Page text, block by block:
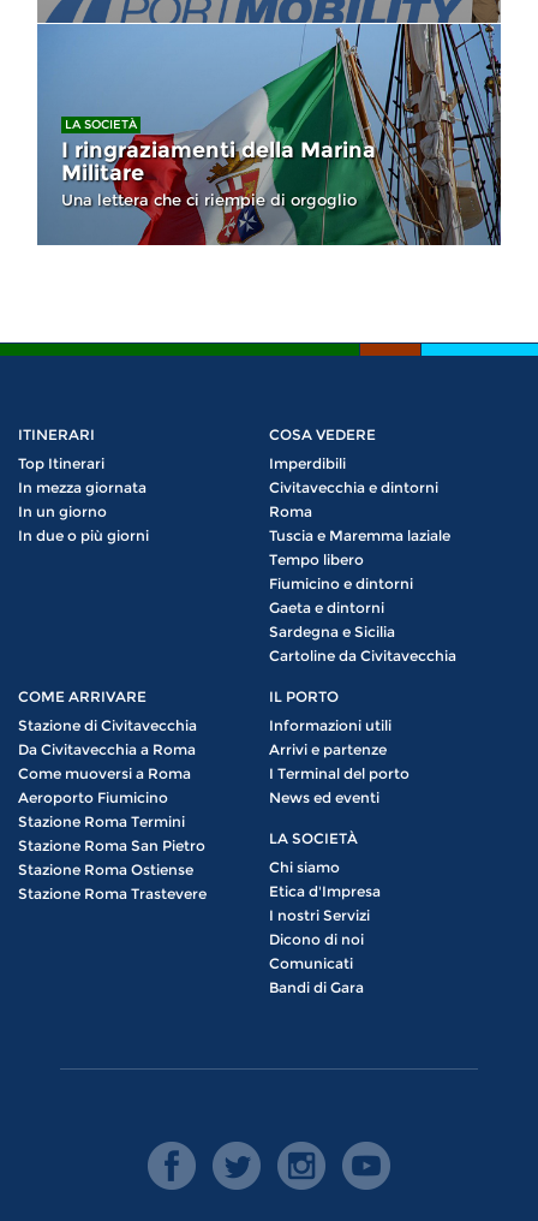
LA SOCIETÀ
I ringraziamenti della Marina
Militare
Una lettera che ci riempie di orgoglio
ITINERARI
Top Itinerari
In mezza giornata
In un giorno
In due o più giorni
COSA VEDERE
Imperdibili
Civitavecchia e dintorni
Roma
Tuscia e Maremma laziale
Tempo libero
Fiumicino e dintorni
Gaeta e dintorni
Sardegna e Sicilia
Cartoline da Civitavecchia
COME ARRIVARE
Stazione di Civitavecchia
Da Civitavecchia a Roma
Come muoversi a Roma
Aeroporto Fiumicino
Stazione Roma Termini
Stazione Roma San Pietro
Stazione Roma Ostiense
Stazione Roma Trastevere
IL PORTO
Informazioni utili
Arrivi e partenze
I Terminal del porto
News ed eventi
LA SOCIETÀ
Chi siamo
Etica d'Impresa
I nostri Servizi
Dicono di noi
Comunicati
Bandi di Gara